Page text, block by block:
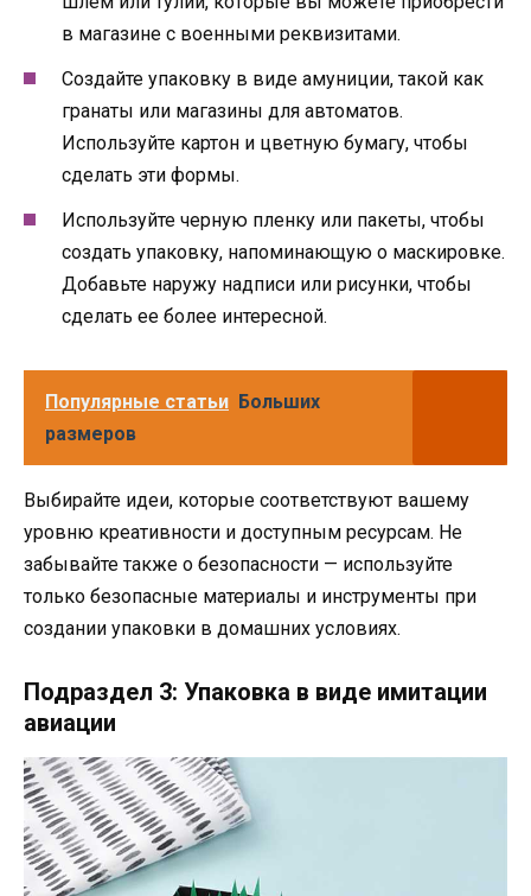
в магазине с военными реквизитами.
Создайте упаковку в виде амуниции, такой как
гранаты или магазины для автоматов.
Используйте картон и цветную бумагу, чтобы
сделать эти формы.
Используйте черную пленку или пакеты, чтобы
создать упаковку, напоминающую о маскировке.
Добавьте наружу надписи или рисунки, чтобы
сделать ее более интересной.
Популярные статьи Больших
размеров
Выбирайте идеи, которые соответствуют вашему
уровню креативности и доступным ресурсам. Не
забывайте также о безопасности — используйте
только безопасные материалы и инструменты при
создании упаковки в домашних условиях.
Подраздел 3: Упаковка в виде имитации
авиации